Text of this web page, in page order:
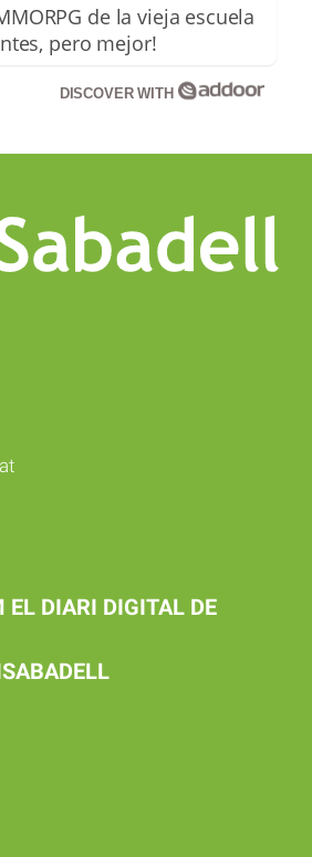
de la vieja escuela
pero mejor!
DISCOVER WITH
EL DIARI DIGITAL DE